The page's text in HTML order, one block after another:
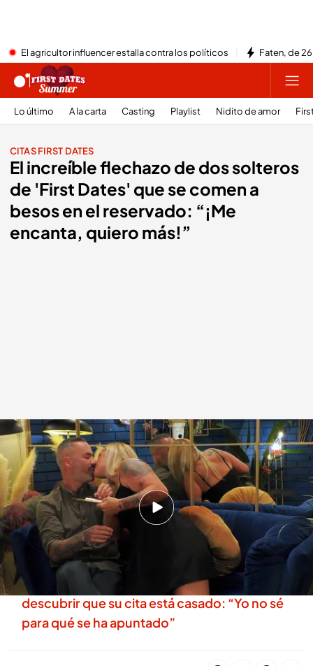
El agricultor influencer estalla contra los políticos Faten, de
Lo último A la carta Casting Playlist Nidito de amor
CITAS FIRST DATES
El increíble flechazo de dos solteros
de 'First Dates' que se comen a
besos en el reservado: “¡Me
encanta, quiero más!”
Flechazo a primera vista entre Rebeca y Lolo, que dan rienda suelta a su
pasión en el reservado de 'First Dates'.telecinco.es
First Dates
06 AGO 2025 - 23:25h.
Rebeca ha tenido mala suerte en el amor, pero
Lolo le ha hecho volver a creer
La reacción de una soltera de 'First Dates' al
descubrir que su cita está casado: “Yo no sé
para qué se ha apuntado”